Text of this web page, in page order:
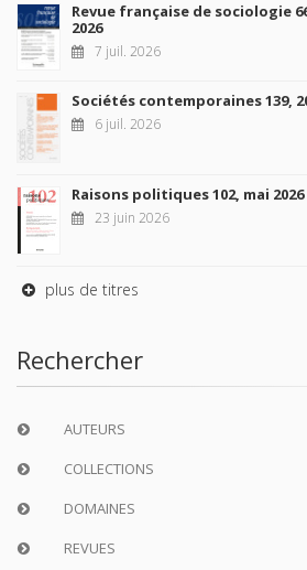
Revue française de sociologie
2026
7 juil. 2026
Sociétés contemporaines 139,
6 juil. 2026
Raisons politiques 102, mai 2026
23 juin 2026
plus de titres
Rechercher
AUTEURS
COLLECTIONS
DOMAINES
REVUES